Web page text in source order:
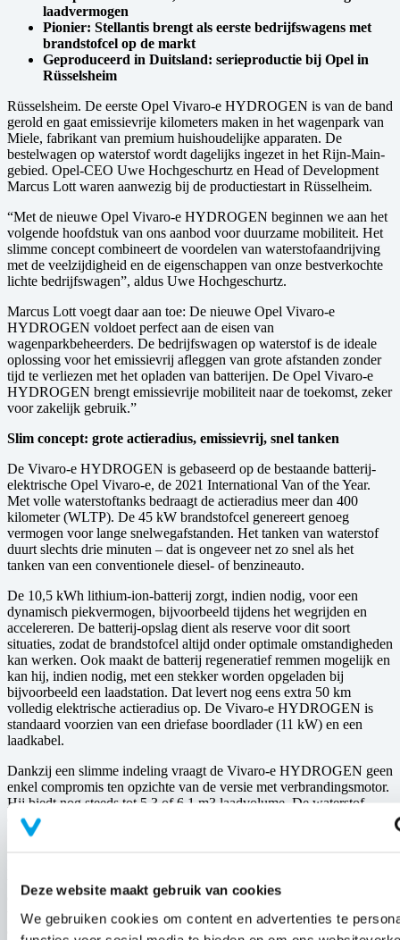
Deze website maakt gebruik van cookies
We gebruiken cookies om content en advertenties te
laadvermogen
Pionier: Stellantis brengt als eerste bedrijfswagens met
brandstofcel op de markt
Geproduceerd in Duitsland: serieproductie bij Opel in
Rüsselsheim
Rüsselsheim. De eerste Opel Vivaro-e HYDROGEN is van de band
gerold en gaat emissievrije kilometers maken in het wagenpark van
Miele, fabrikant van premium huishoudelijke apparaten. De
bestelwagen op waterstof wordt dagelijks ingezet in het Rijn-Main-
gebied. Opel-CEO Uwe Hochgeschurtz en Head of Development
Marcus Lott waren aanwezig bij de productiestart in Rüsselheim.
“Met de nieuwe Opel Vivaro-e HYDROGEN beginnen we aan het
volgende hoofdstuk van ons aanbod voor duurzame mobiliteit. Het
slimme concept combineert de voordelen van waterstofaandrijving
met de veelzijdigheid en de eigenschappen van onze bestverkochte
lichte bedrijfswagen”, aldus Uwe Hochgeschurtz.
Marcus Lott voegt daar aan toe: De nieuwe Opel Vivaro-e
HYDROGEN voldoet perfect aan de eisen van
wagenparkbeheerders. De bedrijfswagen op waterstof is de ideale
oplossing voor het emissievrij afleggen van grote afstanden zonder
tijd te verliezen met het opladen van batterijen. De Opel Vivaro-e
HYDROGEN brengt emissievrije mobiliteit naar de toekomst, zeker
voor zakelijk gebruik.”
Slim concept: grote actieradius, emissievrij, snel tanken
De Vivaro-e HYDROGEN is gebaseerd op de bestaande batterij-
elektrische Opel Vivaro-e, de 2021 International Van of the Year.
Met volle waterstoftanks bedraagt de actieradius meer dan 400
kilometer (WLTP). De 45 kW brandstofcel genereert genoeg
vermogen voor lange snelwegafstanden. Het tanken van waterstof
duurt slechts drie minuten – dat is ongeveer net zo snel als het
tanken van een conventionele diesel- of benzineauto.
De 10,5 kWh lithium-ion-batterij zorgt, indien nodig, voor een
dynamisch piekvermogen, bijvoorbeeld tijdens het wegrijden en
accelereren. De batterij-opslag dient als reserve voor dit soort
situaties, zodat de brandstofcel altijd onder optimale omstandigheden
kan werken. Ook maakt de batterij regeneratief remmen mogelijk en
kan hij, indien nodig, met een stekker worden opgeladen bij
bijvoorbeeld een laadstation. Dat levert nog eens extra 50 km
volledig elektrische actieradius op. De Vivaro-e HYDROGEN is
standaard voorzien van een driefase boordlader (11 kW) en een
laadkabel.
Dankzij een slimme indeling vraagt de Vivaro-e HYDROGEN geen
enkel compromis ten opzichte van de versie met verbrandingsmotor.
Hij biedt nog steeds tot 5,3 of 6,1 m3 laadvolume. De waterstof-
elektrische bedrijfswagen is leverbaar in de lengtes M en L (4,95 en
5,30 meter lang) en met een laadvermogen tot 1.000 kg.
verbrandingsmotoren biedt de Vivaro-e HDYROGEN
ongebruikelijk veel bestuurdersassistentiesystemen die de veiligheid
verhogen. Tot het aanbod behoren onder meer een
achteruitrijcamera met 180 graden zicht, een Blind Spot Alert en een